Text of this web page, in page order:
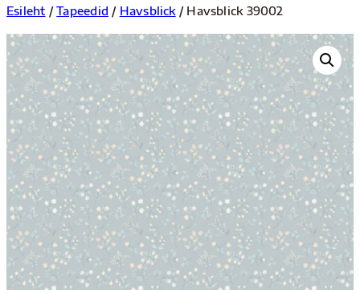
Esileht /Tapeedid / Havsblick / Havsblick 39002